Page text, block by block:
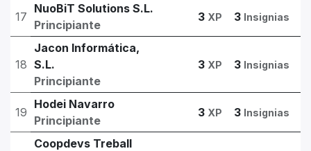
17
NuoBiT Solutions S.L.
Principiante
3 XP 3 Insignias
18
Jacon Informática,
S.L.
Principiante
3 XP 3 Insignias
19
Hodei Navarro
Principiante
3 XP 3 Insignias
Coopdevs Treball